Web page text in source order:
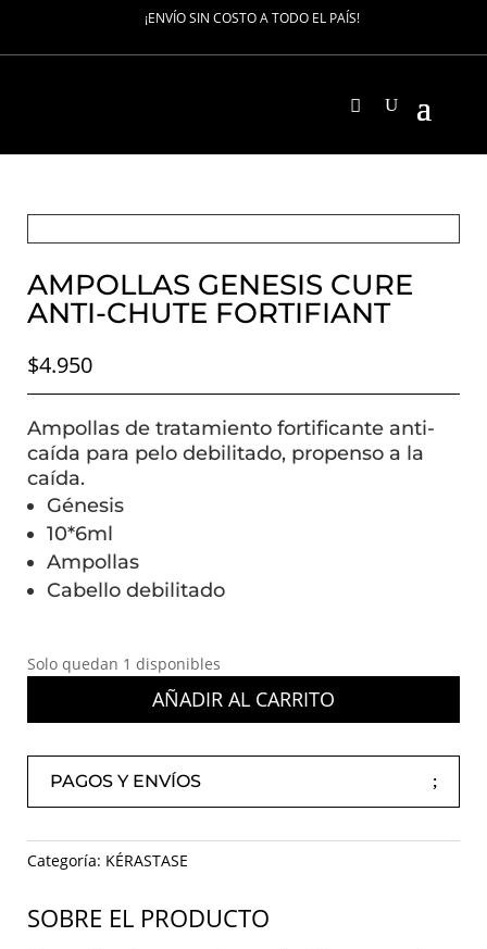
¡ENVÍO SIN COSTO A TODO EL PAÍS!
AMPOLLAS GENESIS CURE
ANTI-CHUTE FORTIFIANT
$4.950
Ampollas de tratamiento fortificante anti-
caída para pelo debilitado, propenso a la
caída.
Génesis
10*6ml
Ampollas
Cabello debilitado
Solo quedan 1 disponibles
AÑADIR AL CARRITO
PAGOS Y ENVÍOS
Categoría: KÉRASTASE
SOBRE EL PRODUCTO